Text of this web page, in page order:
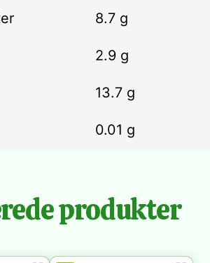
8.7 g
2.9 g
13.7 g
0.01 g
produkter